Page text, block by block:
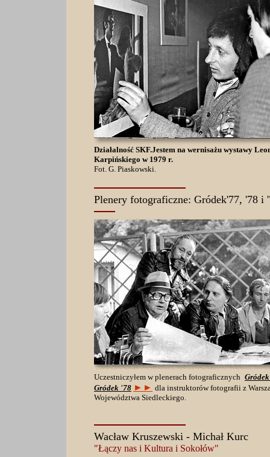
Działalność SKF.Jestem na wernisażu wystawy
Karpińskiego w 1979 r.
Fot. G. Piaskowski.
Plenery fotograficzne: Gródek'77, '78 i
Uczestniczyłem w plenerach fotograficznych
Gródek '78 ►► dla instruktorów fotografii z
Województwa Siedleckiego.
Wacław Kruszewski - Michał Kurc
"Łączy nas i Kultura i Sokołów"